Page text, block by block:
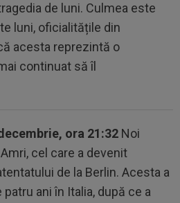
de luni. Culmea este
luni, oficialitățile din
acesta reprezintă o
continuat să îl
ora 21:32 Noi
cel care a devenit
de la Berlin. Acesta a
ani în Italia, după ce a